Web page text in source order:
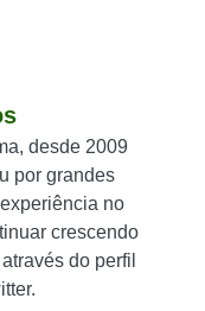
desde 2009
por grandes
no
crescendo
do perfil